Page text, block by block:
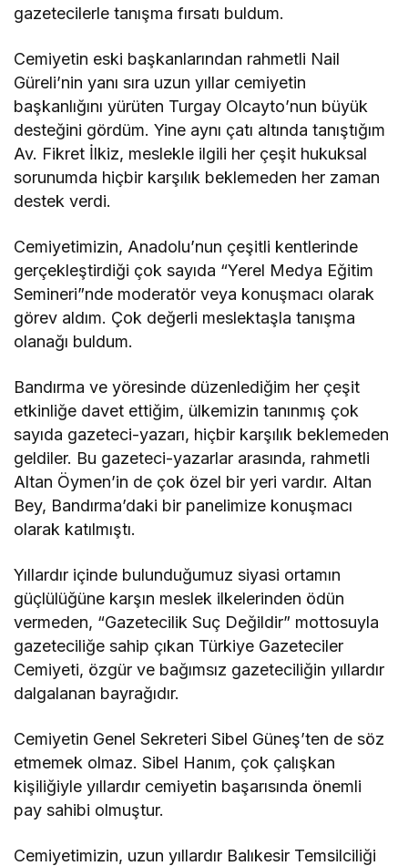
"Şiir hırsızı(*)"
ÖNDER BALIKÇI
"Fikret Şahin’in Bandırma oyunları!"
gazetecilerle tanışma fırsatı buldum.
Cemiyetin eski başkanlarından rahmetli Nail
Güreli’nin yanı sıra uzun yıllar cemiyetin
başkanlığını yürüten Turgay Olcayto’nun büyük
desteğini gördüm. Yine aynı çatı altında tanıştığım
Av. Fikret İlkiz, meslekle ilgili her çeşit hukuksal
sorunumda hiçbir karşılık beklemeden her zaman
destek verdi.
Cemiyetimizin, Anadolu’nun çeşitli kentlerinde
gerçekleştirdiği çok sayıda “Yerel Medya Eğitim
Semineri”nde moderatör veya konuşmacı olarak
görev aldım. Çok değerli meslektaşla tanışma
olanağı buldum.
Bandırma ve yöresinde düzenlediğim her çeşit
etkinliğe davet ettiğim, ülkemizin tanınmış çok
sayıda gazeteci-yazarı, hiçbir karşılık beklemeden
geldiler. Bu gazeteci-yazarlar arasında, rahmetli
Altan Öymen’in de çok özel bir yeri vardır. Altan
Bey, Bandırma’daki bir panelimize konuşmacı
olarak katılmıştı.
Yıllardır içinde bulunduğumuz siyasi ortamın
güçlülüğüne karşın meslek ilkelerinden ödün
vermeden, “Gazetecilik Suç Değildir” mottosuyla
gazeteciliğe sahip çıkan Türkiye Gazeteciler
Cemiyeti, özgür ve bağımsız gazeteciliğin yıllardır
dalgalanan bayrağıdır.
Cemiyetin Genel Sekreteri Sibel Güneş’ten de söz
etmemek olmaz. Sibel Hanım, çok çalışkan
kişiliğiyle yıllardır cemiyetin başarısında önemli
pay sahibi olmuştur.
Cemiyetimizin, uzun yıllardır Balıkesir Temsilciliği